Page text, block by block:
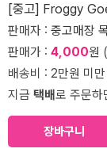
[중고] Froggy
판매자 : 중고매장
판매가 : 4,000원
배송비 : 2만원 미
지금 택배로 주문하
장바구니